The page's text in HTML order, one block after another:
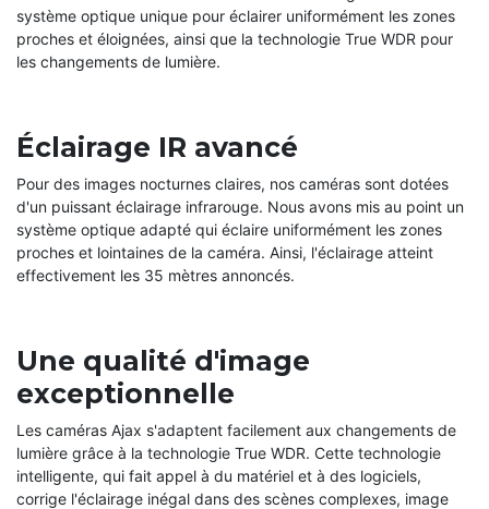
système optique unique pour éclairer uniformément les zones
proches et éloignées, ainsi que la technologie True WDR pour
les changements de lumière.
Éclairage IR avancé
Pour des images nocturnes claires, nos caméras sont dotées
d'un puissant éclairage infrarouge. Nous avons mis au point un
système optique adapté qui éclaire uniformément les zones
proches et lointaines de la caméra. Ainsi, l'éclairage atteint
effectivement les 35 mètres annoncés.
Une qualité d'image
exceptionnelle
Les caméras Ajax s'adaptent facilement aux changements de
lumière grâce à la technologie True WDR. Cette technologie
intelligente, qui fait appel à du matériel et à des logiciels,
corrige l'éclairage inégal dans des scènes complexes, image